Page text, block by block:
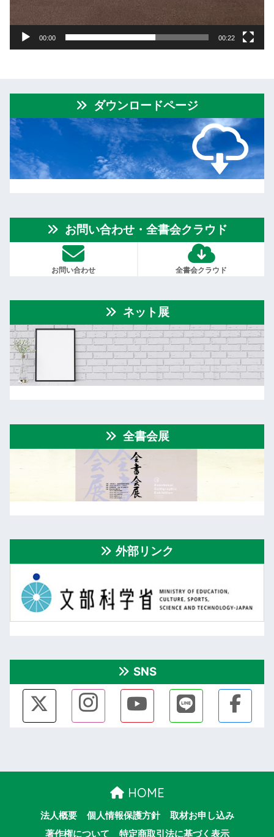
00:00 00:22
ダウンロードページ
お問い合わせ・全書会クラウド
お問い合わせ 全書会クラウド
ネット展
全書会展
外部リンク
SNS
HOME
法人概要 個人情報保護方針
取材お申し込み
著作権について
特定商取引法に基づく表示